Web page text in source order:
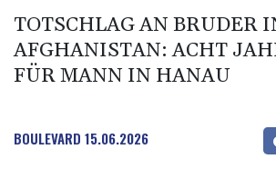
in Köln
TOTSCHLAG AN BRUDER
AFGHANISTAN: ACHT
FÜR MANN IN HANAU
BOULEVARD 15.06.2026